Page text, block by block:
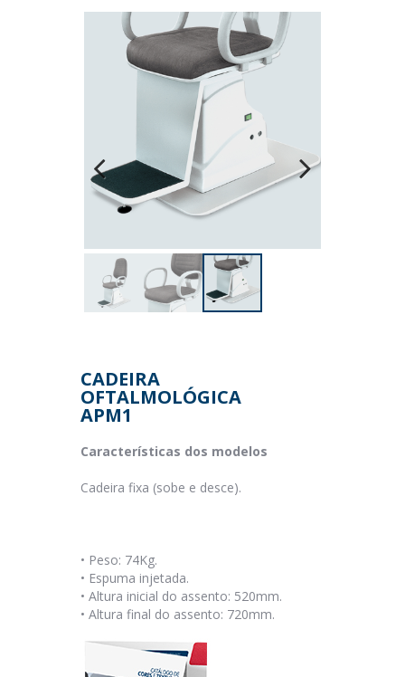
Previous
CADEIRA
OFTALMOLÓGICA
APM1
Características dos modelos
Cadeira fixa (sobe e desce).
• Peso: 74Kg.
• Espuma injetada.
• Altura inicial do assento: 520mm.
• Altura final do assento: 720mm.